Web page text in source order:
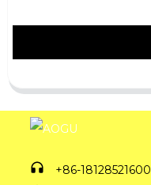
+86-18128521600